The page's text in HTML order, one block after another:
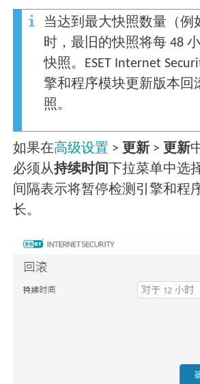
当达到最大快照数量（例
时，最旧的快照将每 48
快照。ESET Internet
擎和程序模块更新版本回
照。
如果在高级设置 > 更新 > 更新
必须从持续时间
下拉菜单中选
间隔表示将暂停检测引擎和程
长。